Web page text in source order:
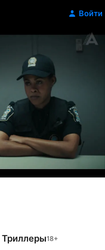
Войти
Триллеры